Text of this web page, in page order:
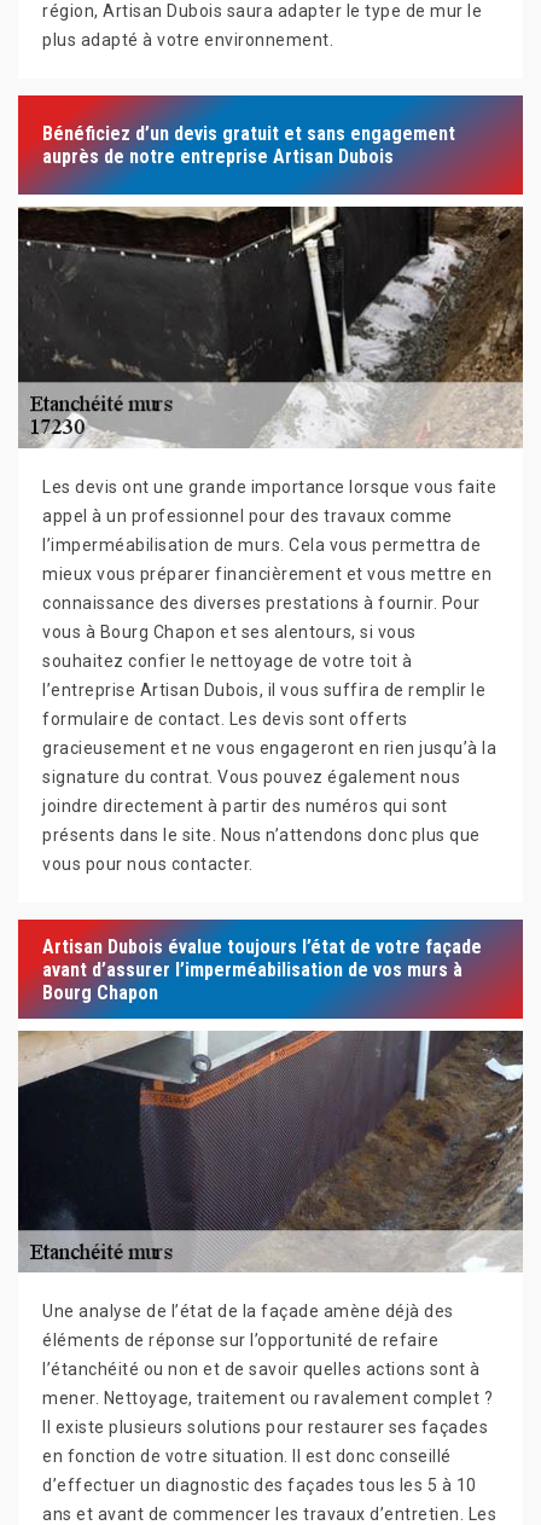
région, Artisan Dubois saura adapter le type de mur le
plus adapté à votre environnement.
Bénéficiez d’un devis gratuit et sans engagement
auprès de notre entreprise Artisan Dubois
Les devis ont une grande importance lorsque vous faite
appel à un professionnel pour des travaux comme
l’imperméabilisation de murs. Cela vous permettra de
mieux vous préparer financièrement et vous mettre en
connaissance des diverses prestations à fournir. Pour
vous à Bourg Chapon et ses alentours, si vous
souhaitez confier le nettoyage de votre toit à
l’entreprise Artisan Dubois, il vous suffira de remplir le
formulaire de contact. Les devis sont offerts
gracieusement et ne vous engageront en rien jusqu’à la
signature du contrat. Vous pouvez également nous
joindre directement à partir des numéros qui sont
présents dans le site. Nous n’attendons donc plus que
vous pour nous contacter.
Artisan Dubois évalue toujours l’état de votre façade
avant d’assurer l’imperméabilisation de vos murs à
Bourg Chapon
Une analyse de l’état de la façade amène déjà des
éléments de réponse sur l’opportunité de refaire
l’étanchéité ou non et de savoir quelles actions sont à
mener. Nettoyage, traitement ou ravalement complet ?
Il existe plusieurs solutions pour restaurer ses façades
en fonction de votre situation. Il est donc conseillé
d’effectuer un diagnostic des façades tous les 5 à 10
ans et avant de commencer les travaux d’entretien. Les